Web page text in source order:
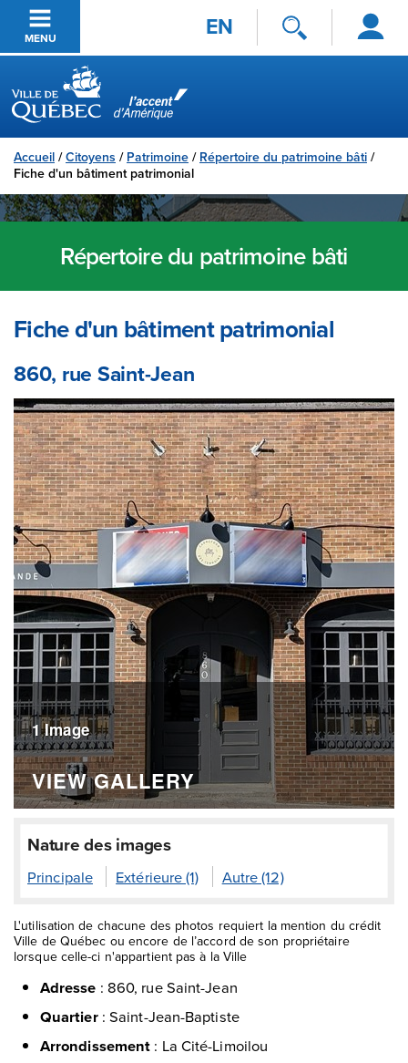
Passer au contenu principal
MENU EN
Se
connecter
Ville de Québec
Accueil /Citoyens / Patrimoine / Répertoire du patrimoine bâti /
Fiche d'un bâtiment patrimonial
Répertoire du patrimoine bâti
Fiche d'un bâtiment patrimonial
860, rue Saint-Jean
1 Image
VIEW GALLERY
Nature des images
Principale Extérieure (1) Autre (12)
L'utilisation de chacune des photos requiert la mention du crédit
Ville de Québec ou encore de l’accord de son propriétaire
lorsque celle-ci n'appartient pas à la Ville
Adresse : 860, rue Saint-Jean
Quartier: Saint-Jean-Baptiste
Arrondissement : La Cité-Limoilou